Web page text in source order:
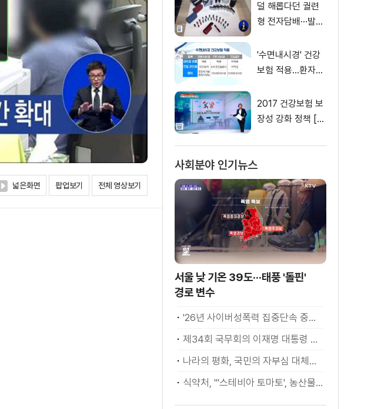
넓은화면 팝업보기 전체 영상보기
덜 해롭다던 궐련
형 전자담배···발암
'수면내시경' 건강
보험 적용…환자부
2017 건강보험 보
장성 강화 정책 [똑
사회분야 인기뉴스
서울 낮 기온 39도···태풍 '돌핀'
경로 변수
'26년 사이버성폭력 집중단속 중간성과 발표···향후 추진계획은?
제34회 국무회의 이재명 대통령 모두발언
나라의 평화, 국민의 자부심 대체불가 대한민국 이재명 대통령 모두말씀
식약처, "'스테비아 토마토', 농산물 아닌 가공식품"